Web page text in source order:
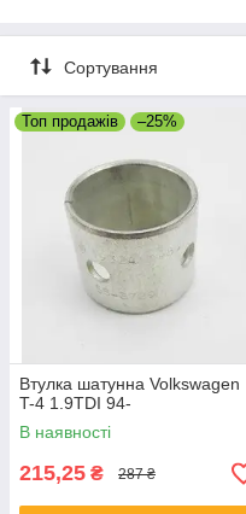
Втулки шатунні стандарт,
Сортування
Топ продажів –25%
Втулка шатунна Volkswagen
T-4 1.9TDI 94-
В наявності
215,25 ₴ 287 ₴